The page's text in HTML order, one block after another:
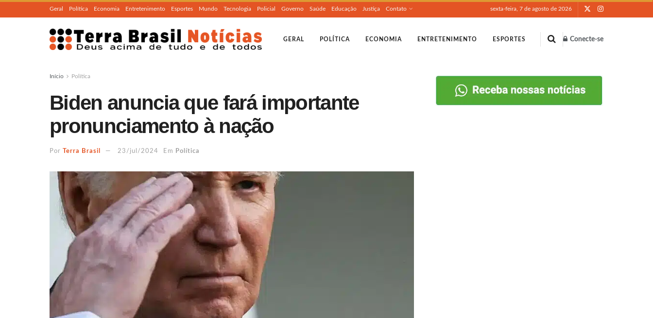
Geral Política Economia Entretenimento Esportes Mundo Tecnologia Policial Governo Saúde Educação Justiça Contato sexta-feira, 7 de agosto de 2026
GERAL POLÍTICA ECONOMIA ENTRETENIMENTO ESPORTES Conecte-se
Início Política
Biden anuncia que fará importante
pronunciamento à nação
Por Terra Brasil 23/jul/2024 Em Política